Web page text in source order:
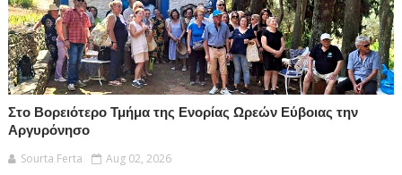
Στο Βορειότερο Τμήμα της Ενορίας Ωρεών Εύβοιας την
Αργυρόνησο
Sourta Ferta
Aug 02, 2026